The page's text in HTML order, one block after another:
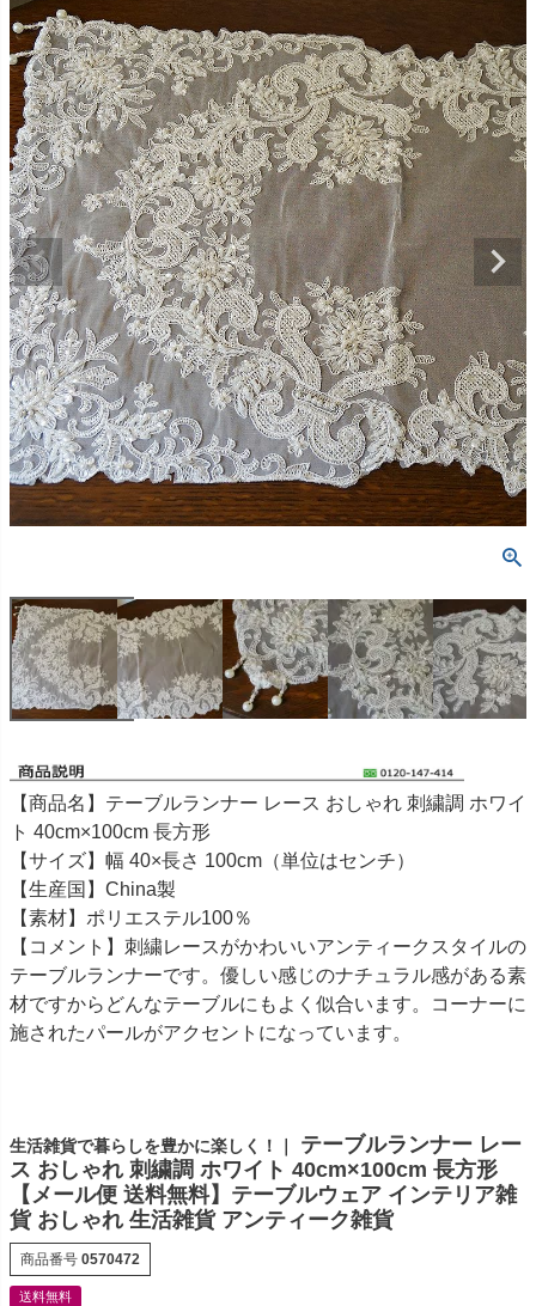
【商品名】テーブルランナー レース おしゃれ 刺繍調 ホワイ
ト 40cm×100cm 長方形
【サイズ】幅 40×長さ 100cm（単位はセンチ）
【生産国】China製
【素材】ポリエステル100％
【コメント】刺繍レースがかわいいアンティークスタイルの
テーブルランナーです。優しい感じのナチュラル感がある素
材ですからどんなテーブルにもよく似合います。コーナーに
施されたパールがアクセントになっています。
生活雑貨で暮らしを豊かに楽しく！｜
テーブルランナー レー
ス おしゃれ 刺繍調 ホワイト 40cm×100cm 長方形
【メール便 送料無料】テーブルウェア インテリア雑
貨 おしゃれ 生活雑貨 アンティーク雑貨
商品番号 0570472
送料無料